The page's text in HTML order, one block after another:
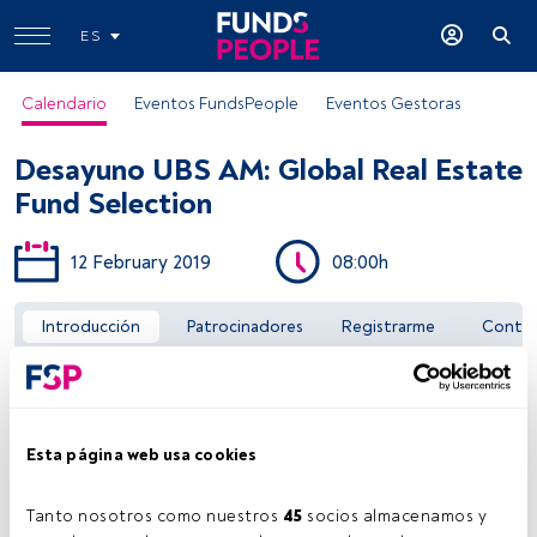
Esta página web usa cookies
Tanto nosotros como nuestros 45 socios almacenamos y
ES
Calendario Eventos FundsPeople Eventos Gestoras
Desayuno UBS AM: Global Real Estate
Fund Selection
12 February 2019 08:00h
Introducción Patrocinadores Registrarme